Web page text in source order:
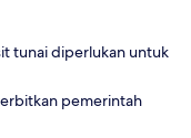
tunai diperlukan untuk
pemerintah